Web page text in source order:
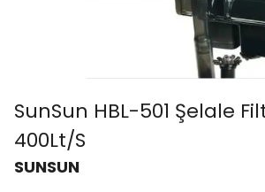
SunSun HBL-501 Şelale
400Lt/S
SUNSUN